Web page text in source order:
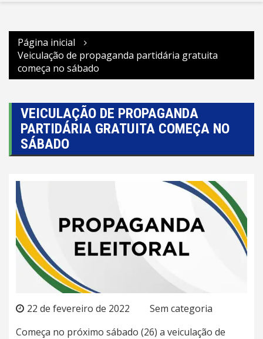
Página inicial
Veiculação de propaganda partidária gratuita
começa no sábado
VEICULAÇÃO DE PROPAGANDA
PARTIDÁRIA GRATUITA COMEÇA NO
SÁBADO
22 de fevereiro de 2022
Sem categoria
Começa no próximo sábado (26) a veiculação de